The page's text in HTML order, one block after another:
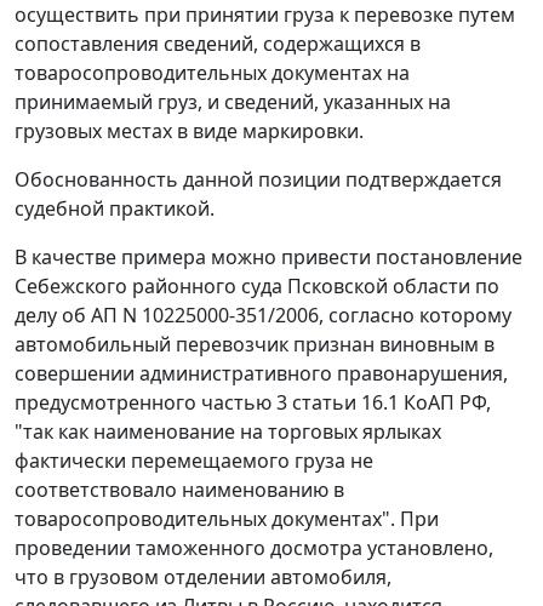
осуществить при принятии груза к перевозке путем
сопоставления сведений, содержащихся в
товаросопроводительных документах на
принимаемый груз, и сведений, указанных на
грузовых местах в виде маркировки.
Обоснованность данной позиции подтверждается
судебной практикой.
В качестве примера можно привести постановление
Себежского районного суда Псковской области по
делу об АП N 10225000-351/2006, согласно которому
автомобильный перевозчик признан виновным в
совершении административного правонарушения,
предусмотренного частью 3 статьи 16.1 КоАП РФ,
"так как наименование на торговых ярлыках
фактически перемещаемого груза не
соответствовало наименованию в
товаросопроводительных документах". При
проведении таможенного досмотра установлено,
что в грузовом отделении автомобиля,